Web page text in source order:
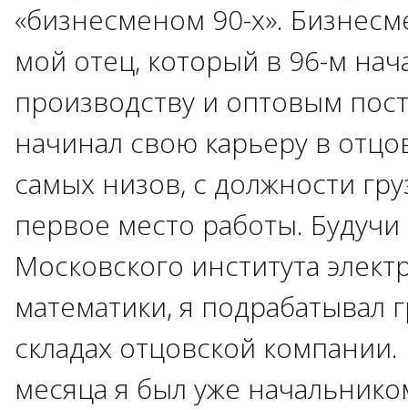
«бизнесменом 90-х».
мой отец, который в 96-м
производству и оптовым
начинал свою карьеру в
самых низов, с должности
первое место работы.
Московского института
математики, я подрабатывал
складах отцовской
месяца я был уже